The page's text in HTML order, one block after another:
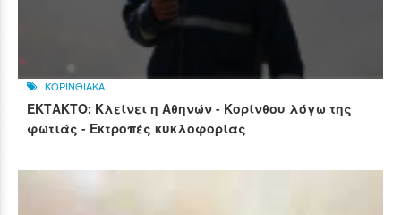
ΚΟΡΙΝΘΙΑΚΑ
ΕΚΤΑΚΤΟ: Κλείνει η Αθηνών - Κορίνθου λόγω της
φωτιάς - Εκτροπές κυκλοφορίας